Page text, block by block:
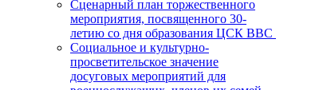
Сценарный план торжественного
мероприятия, посвященного 30-
летию со дня образования ЦСК ВВС
Социальное и культурно-
просветительское значение
досуговых мероприятий для